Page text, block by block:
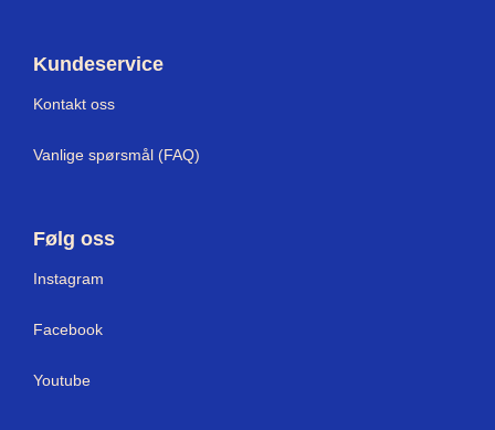
Kundeservice
Kontakt oss
Vanlige spørsmål (FAQ)
Følg oss
Instagram
Facebook
Youtube